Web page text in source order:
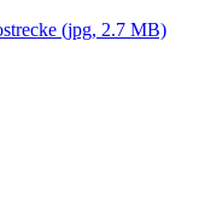
(jpg, 2.7 MB)